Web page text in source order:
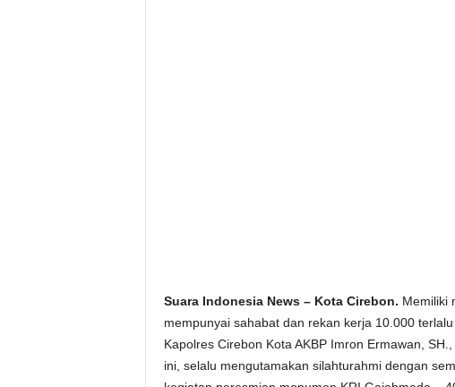
Suara Indonesia News – Kota Cirebon. Memiliki
mempunyai sahabat dan rekan kerja 10.000
Kapolres Cirebon Kota AKBP Imron Ermawan,
ini, selalu mengutamakan silahturahmi dengan